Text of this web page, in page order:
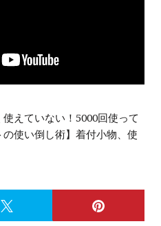
えていない！5000回使って
使い倒し術】着付小物、使